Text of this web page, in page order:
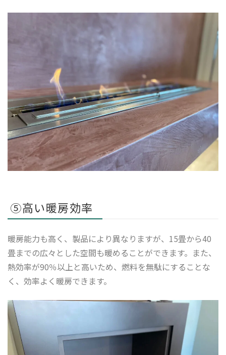
⑤高い暖房効率
暖房能力も高く、製品により異なりますが、15畳から40
畳までの広々とした空間も暖めることができます。また、
熱効率が90％以上と高いため、燃料を無駄にすることな
く、効率よく暖房できます。